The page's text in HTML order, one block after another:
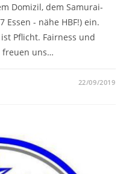
Domizil, dem Samurai-
Essen - nähe HBF!) ein.
Pflicht. Fairness und
freuen uns…
22/09/2019